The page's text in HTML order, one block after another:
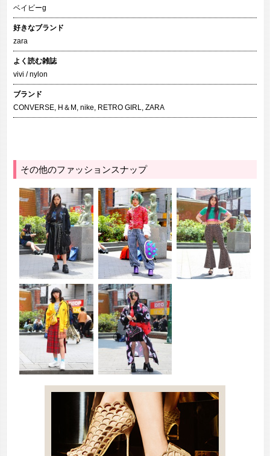
ベイビーg
好きなブランド
zara
よく読む雑誌
vivi / nylon
ブランド
CONVERSE, H＆M , nike, RETRO GIRL, ZARA
その他のファッションスナップ